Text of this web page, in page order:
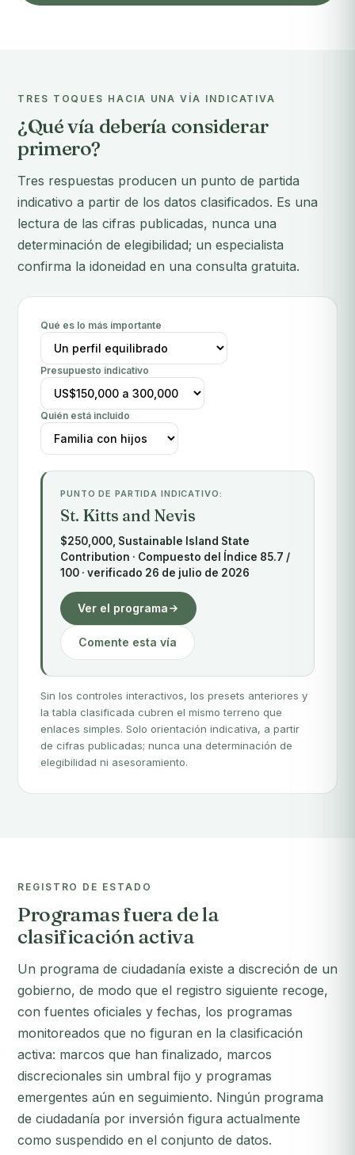
TRES TOQUES HACIA UNA VÍA INDICATIVA
¿Qué vía debería considerar
primero?
Tres respuestas producen un punto de partida
indicativo a partir de los datos clasificados. Es una
lectura de las cifras publicadas, nunca una
determinación de elegibilidad; un especialista
confirma la idoneidad en una consulta gratuita.
Qué es lo más importante
Presupuesto indicativo
Quién está incluido
PUNTO DE PARTIDA INDICATIVO:
St. Kitts and Nevis
$250,000, Sustainable Island State
Contribution · Compuesto del Índice 85.7 /
100 · verificado 26 de julio de 2026
Ver el programa
Comente esta vía
Sin los controles interactivos, los presets anteriores y
la tabla clasificada cubren el mismo terreno que
enlaces simples. Solo orientación indicativa, a partir
de cifras publicadas; nunca una determinación de
elegibilidad ni asesoramiento.
REGISTRO DE ESTADO
Programas fuera de la
clasificación activa
Un programa de ciudadanía existe a discreción de un
gobierno, de modo que el registro siguiente recoge,
con fuentes oficiales y fechas, los programas
monitoreados que no figuran en la clasificación
activa: marcos que han finalizado, marcos
discrecionales sin umbral fijo y programas
emergentes aún en seguimiento. Ningún programa
de ciudadanía por inversión figura actualmente
como suspendido en el conjunto de datos.